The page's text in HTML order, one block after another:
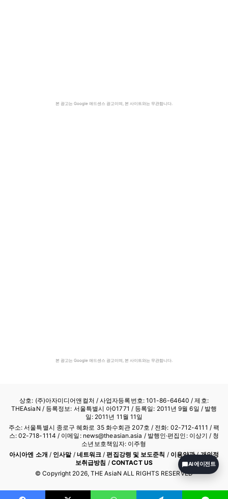
본 광고는 Google 애드센스 광고이며, 본 사이트와는 무관합니다.
본 광고는 Google 애드센스 광고이며, 본 사이트와는 무관합니다.
상호: (주)아자미디어앤컬처 /사업자등록번호: 101-86-64640 / 제호:
THEAsiaN / 등록정보: 서울특별시 아01771 / 등록일: 2011년 9월 6일 / 발행
일: 2011년 11월 11일
주소: 서울특별시 종로구 혜화로 35 화수회관 207호 / 전화: 02-712-4111 / 팩
스: 02-718-1114 / 이메일: news@theasian.asia / 발행인·편집인: 이상기 / 청
소년보호책임자: 이주형
아시아엔 소개 / 인사말/ 네트워크 /편집강령 및 보도준칙 / 이용약관/개인정
보취급방침 / CONTACT US
© Copyright 2026, THE AsiaN ALL RIGHTS RESERVED
AI 에이전트